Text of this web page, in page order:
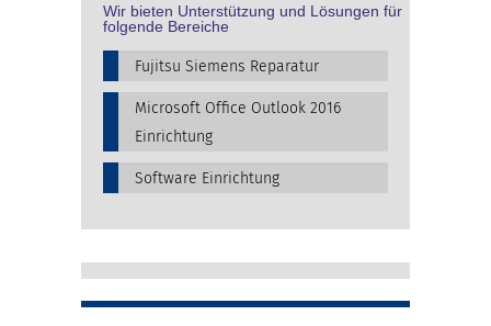
Wir bieten Unterstützung und Lösungen für
folgende Bereiche
Fujitsu Siemens Reparatur
Microsoft Office Outlook 2016
Einrichtung
Software Einrichtung